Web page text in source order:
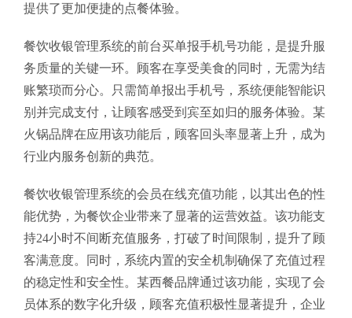
提供了更加便捷的点餐体验。
餐饮收银管理系统的前台买单报手机号功能，是提升服
务质量的关键一环。顾客在享受美食的同时，无需为结
账繁琐而分心。只需简单报出手机号，系统便能智能识
别并完成支付，让顾客感受到宾至如归的服务体验。某
火锅品牌在应用该功能后，顾客回头率显著上升，成为
行业内服务创新的典范。
餐饮收银管理系统的会员在线充值功能，以其出色的性
能优势，为餐饮企业带来了显著的运营效益。该功能支
持24小时不间断充值服务，打破了时间限制，提升了顾
客满意度。同时，系统内置的安全机制确保了充值过程
的稳定性和安全性。某西餐品牌通过该功能，实现了会
员体系的数字化升级，顾客充值积极性显著提升，企业